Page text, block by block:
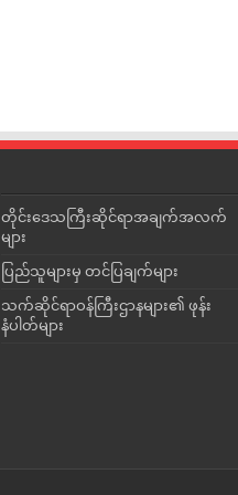
တိုင်းဒေသကြီးဆိုင်ရာအချက်အလက်
များ
ပြည်သူများမှ တင်ပြချက်များ
သက်ဆိုင်ရာဝန်ကြီးဌာနများ၏ ဖုန်း
နံပါတ်များ